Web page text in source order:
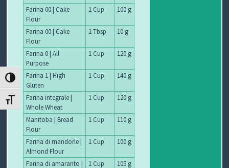
ATTIVA/DISATTIVA ALTO CONTRASTO
ATTIVA/DISATTIVA DIMENSIONE TESTO
Farina 00 | Cake
Flour
1 Cup 100 g
Farina 00 | Cake
Flour
1 Tbsp 10 g
Farina 0 | All
Purpose
1 Cup 120 g
Farina 1 | High
Gluten
1 Cup 140 g
Farina integrale |
Whole Wheat
1 Cup 120 g
Manitoba | Bread
Flour
1 Cup 110 g
Farina di mandorle |
Almond Flour
1 Cup 100 g
Farina di amaranto |
1 Cup 105 g